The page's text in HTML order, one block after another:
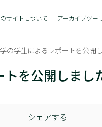
サイトについて アーカイブツー
の学生によるレポートを公開
を公開しまし
シェアする